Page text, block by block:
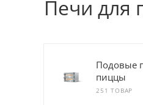
Печи для
Подовые
пиццы
251 ТОВАР